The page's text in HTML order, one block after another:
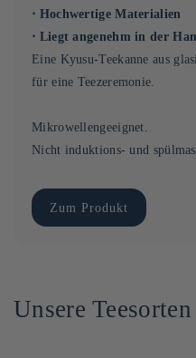
⋅ Hochwertige Materialien
⋅ Liegt angenehm in der
Eine Kyusu-Teekanne aus
für eine Teezeremonie.
Mikrowellengeeignet.
Nicht induktions- und
Zum Produkt
Unsere Teesorten